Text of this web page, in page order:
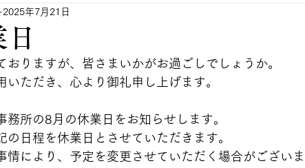
2025年7月21日
りますが、皆さまいかがお過ごしでしょうか。
いただき、心より御礼申し上げます。
務所の8 月の休業日をお知らせします。
の日程を休業日とさせていただきます。
により、予定を変更させていただく場合がございま